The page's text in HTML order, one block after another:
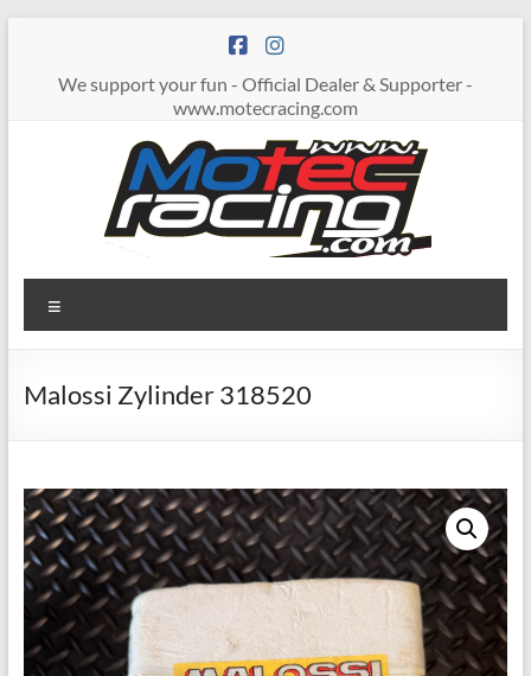
springenWe support your fun - Official Dealer & Supporter -
www.motecracing.com
MOTECRACING
Malossi Zylinder 318520